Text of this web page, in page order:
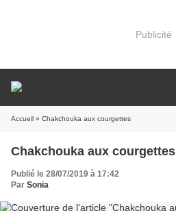
Publicité
Accueil » Chakchouka aux courgettes
Chakchouka aux courgettes
Publié le 28/07/2019 à 17:42
Par Sonia